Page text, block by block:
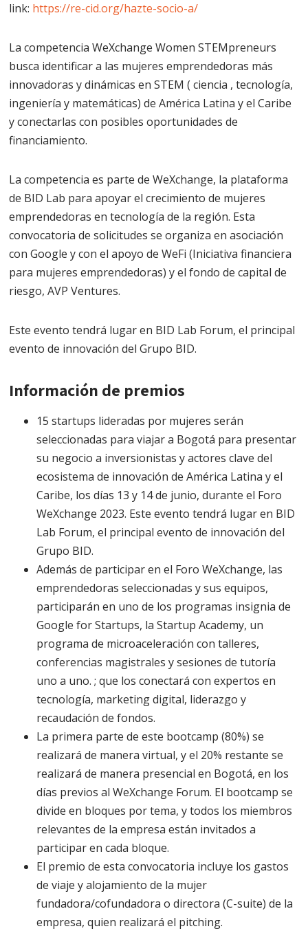
link: https://re-cid.org/hazte-socio-a/
La competencia WeXchangeWomen STEMpreneurs
busca identificar a las mujeres emprendedoras más
innovadoras y dinámicas en STEM (ciencia , tecnología,
ingeniería y matemáticas) de América Latina y el Caribe
y conectarlas con posibles oportunidades de
financiamiento.
La competencia es parte de WeXchange, la plataforma
de BID Lab para apoyar el crecimiento de mujeres
emprendedoras en tecnología de la región. Esta
convocatoria de solicitudes se organiza en asociación
con Google y con el apoyo de WeFi (Iniciativa financiera
para mujeres emprendedoras) y el fondo de capital de
riesgo, AVP Ventures.
Este evento tendrá lugar en BID Lab Forum, el principal
evento de innovación del Grupo BID.
Información de premios
15 startups lideradas por mujeres serán
seleccionadas para viajar a Bogotá para presentar
su negocio a inversionistas y actores clave del
ecosistema de innovación de América Latina y el
Caribe, los días 13 y 14 de junio, durante el Foro
WeXchange 2023. Este evento tendrá lugar en BID
Lab Forum, el principal evento de innovación del
Grupo BID.
Además de participar en el Foro WeXchange, las
emprendedoras seleccionadas y sus equipos,
participarán en uno de los programas insignia de
Google for Startups, la Startup Academy, un
programa de microaceleración con talleres,
conferencias magistrales y sesiones de tutoría
uno a uno. ; que los conectará con expertos en
tecnología, marketing digital, liderazgo y
recaudación de fondos.
La primera parte de este bootcamp (80%) se
realizará de manera virtual, y el 20% restante se
realizará de manera presencial en Bogotá, en los
días previos al WeXchange Forum. El bootcamp se
divide en bloques por tema, y ​​todos los miembros
relevantes de la empresa están invitados a
participar en cada bloque.
El premio de esta convocatoria incluye los gastos
de viaje y alojamiento de la mujer
fundadora/cofundadora o directora (C-suite) de la
empresa, quien realizará el pitching.